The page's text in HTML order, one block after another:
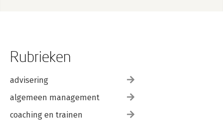
Rubrieken
advisering
algemeen management
coaching en trainen